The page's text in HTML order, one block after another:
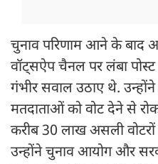
चुनाव परिणाम आने के बाद
वॉट्सऐप चैनल पर लंबा पोस्ट
गंभीर सवाल उठाए थे.
मतदाताओं को वोट देने से
करीब 30 लाख असली
उन्होंने चुनाव आयोग और